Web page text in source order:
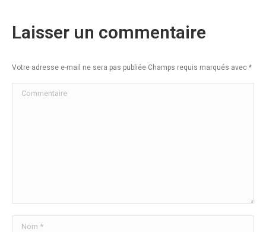
Laisser un commentaire
Votre adresse e-mail ne sera pas publiée Champs requis marqués avec *
Commentaire
Nom *